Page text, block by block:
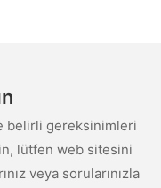
belirli gereksinimleri
lütfen web sitesini
veya sorularınızla